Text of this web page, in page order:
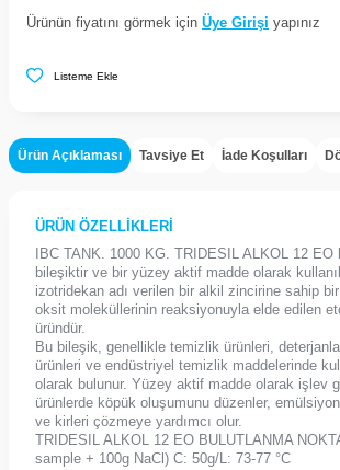
Ürünün fiyatını görmek için Üye Girişi yapınız
Listeme Ekle
Ürün Açıklaması Tavsiye Et İade Koşulları
ÜRÜN ÖZELLİKLERİ
IBC TANK. 1000 KG. TRIDESIL ALKOL 12
bileşiktir ve bir yüzey aktif madde olarak
izotridekan adı verilen bir alkil zincirine sahip
oksit moleküllerinin reaksiyonuyla elde edilen
üründür.
Bu bileşik, genellikle temizlik ürünleri,
ürünleri ve endüstriyel temizlik maddelerinde
olarak bulunur. Yüzey aktif madde olarak işlev
ürünlerde köpük oluşumunu düzenler,
ve kirleri çözmeye yardımcı olur.
TRIDESIL ALKOL 12 EO BULUTLANMA
sample + 100g NaCl) C: 50g/L: 73-77 °C